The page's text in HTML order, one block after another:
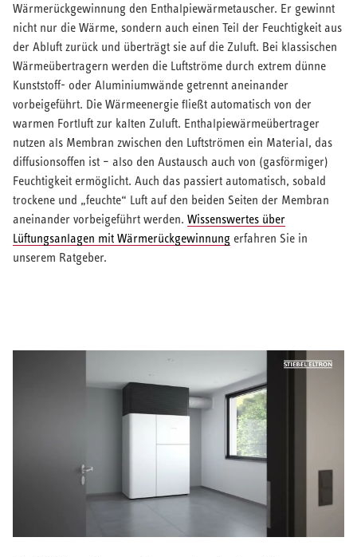
Wärmerückgewinnung den Enthalpiewärmetauscher. Er gewinnt
nicht nur die Wärme, sondern auch einen Teil der Feuchtigkeit aus
der Abluft zurück und überträgt sie auf die Zuluft. Bei klassischen
Wärmeübertragern werden die Luftströme durch extrem dünne
Kunststoff- oder Aluminiumwände getrennt aneinander
vorbeigeführt. Die Wärmeenergie fließt automatisch von der
warmen Fortluft zur kalten Zuluft. Enthalpiewärmeübertrager
nutzen als Membran zwischen den Luftströmen ein Material, das
diffusionsoffen ist – also den Austausch auch von (gasförmiger)
Feuchtigkeit ermöglicht. Auch das passiert automatisch, sobald
trockene und „feuchte“ Luft auf den beiden Seiten der Membran
aneinander vorbeigeführt werden. Wissenswertes über
Lüftungsanlagen mit Wärmerückgewinnung erfahren Sie in
unserem Ratgeber.